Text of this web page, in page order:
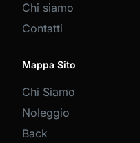
Chi siamo
Contatti
Mappa Sito
Chi Siamo
Noleggio
Back